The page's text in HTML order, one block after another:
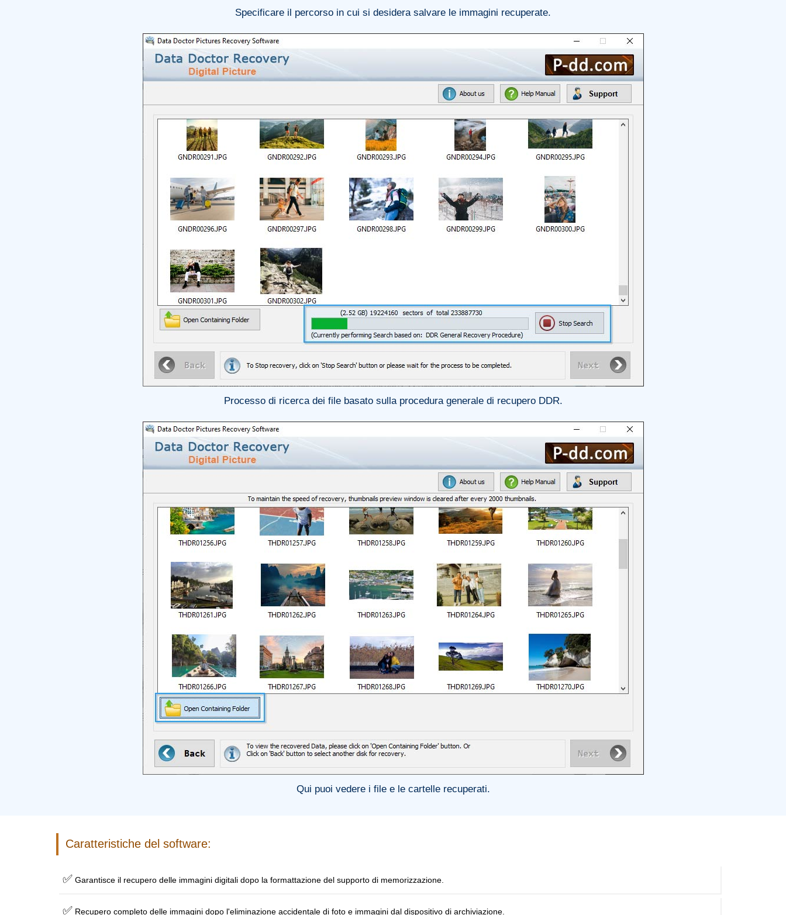
Specificare il percorso in cui si desidera salvare le immagini recuperate.
Processo di ricerca dei file basato sulla procedura generale di recupero DDR.
Qui puoi vedere i file e le cartelle recuperati.
Caratteristiche del software:
✅ Garantisce il recupero delle immagini digitali dopo la formattazione del supporto di memorizzazione.
✅ Recupero completo delle immagini dopo l'eliminazione accidentale di foto e immagini dal dispositivo di archiviazione.